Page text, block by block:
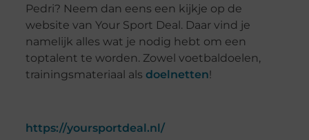
Pedri? Neem dan eens een kijkje op de
website van Your Sport Deal. Daar vind je
namelijk alles wat je nodig hebt om een
toptalent te worden. Zowel voetbaldoelen,
trainingsmateriaal als doelnetten!
https://yoursportdeal.nl/